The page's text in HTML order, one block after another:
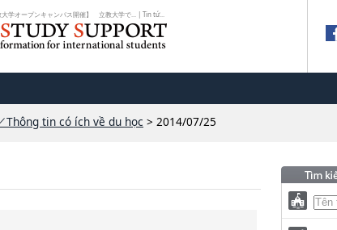
学オープンキャンパス開催】 立教大学で... | Tin tứ...
Thông tin có ích về du học > 2014/07/25